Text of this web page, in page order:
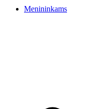
Menininkams